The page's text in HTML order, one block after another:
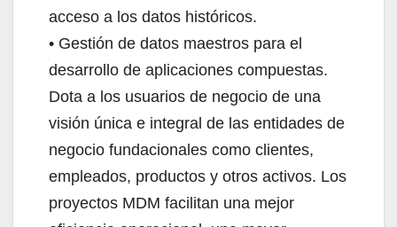
acceso a los datos históricos.
• Gestión de datos maestros para el
desarrollo de aplicaciones compuestas.
Dota a los usuarios de negocio de una
visión única e integral de las entidades de
negocio fundacionales como clientes,
empleados, productos y otros activos. Los
proyectos MDM facilitan una mejor